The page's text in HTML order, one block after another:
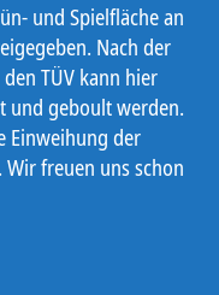
und Spielfläche an
Nach der
TÜV kann hier
und geboult werden.
Einweihung der
freuen uns schon